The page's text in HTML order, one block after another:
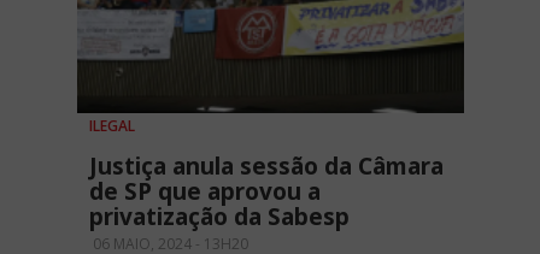
ILEGAL
Justiça anula sessão da Câmara
de SP que aprovou a
privatização da Sabesp
06 MAIO, 2024 - 13H20